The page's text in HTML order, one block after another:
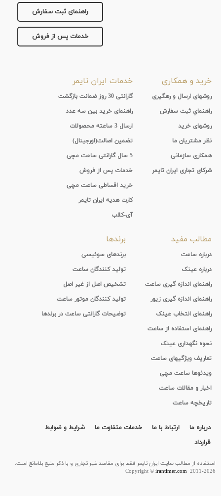
لنز
میزان
تیرگی
میزان
فریم
راهنمای ثبت سفارش
خدمات پس از فروش
خرید و همکاری
روشهای ارسال و رهگیری
راهنماي ثبت سفارش
روشهای خرید
نظر مشتریان ما
همکاری سازمانی
شرکای تجاری ایران تایمر
خدمات ایران تایمر
گارانتی 30 روز ضمانت بازگشت
راهنمای خرید بین سه عدد
ارسال 3 ساعته محصولات
تضمین اصالت(اورجینال)
5 سال گارانتی ساعت مچی
خدمات پس از فروش
خرید اقساطی ساعت مچی
کارت هدیه ایران تایمر
آی-کلاب
مطالب مفید
درباره ساعت
درباره عینک
راهنمای اندازه گیری ساعت
راهنمای اندازه گیری زیور
راهنمای انتخاب عینک
راهنمای استفاده از ساعت
نحوه نگهداری عینک
تعاریف ویژگیهای ساعت
ویدئوها ساعت مچی
اخبار و مقالات ساعت
تاریخچه ساعت
برندها
برندهای سوئیسی
تولید کنندگان ساعت
تشخیص اصل از غیر اصل
تولید کنندگان موتور ساعت
توضیحات گارانتی ساعت در برندها
درباره ما ارتباط با ما خدمات متفاوت ما
شرایط و ضوابط
قرارداد
استفاده از مطالب سايت ایران تایمر فقط برای مقاصد غیر تجاری و با ذکر منبع بلامانع است.
Copyright ©irantimer.com2011-2026